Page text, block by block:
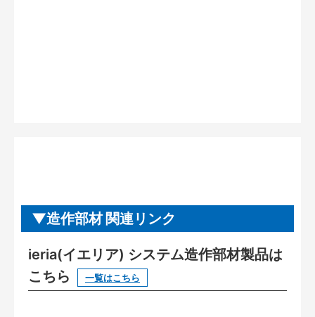
造作部材 関連リンク
ieria(イエリア) システム造作部材製品は
こちら
一覧はこちら